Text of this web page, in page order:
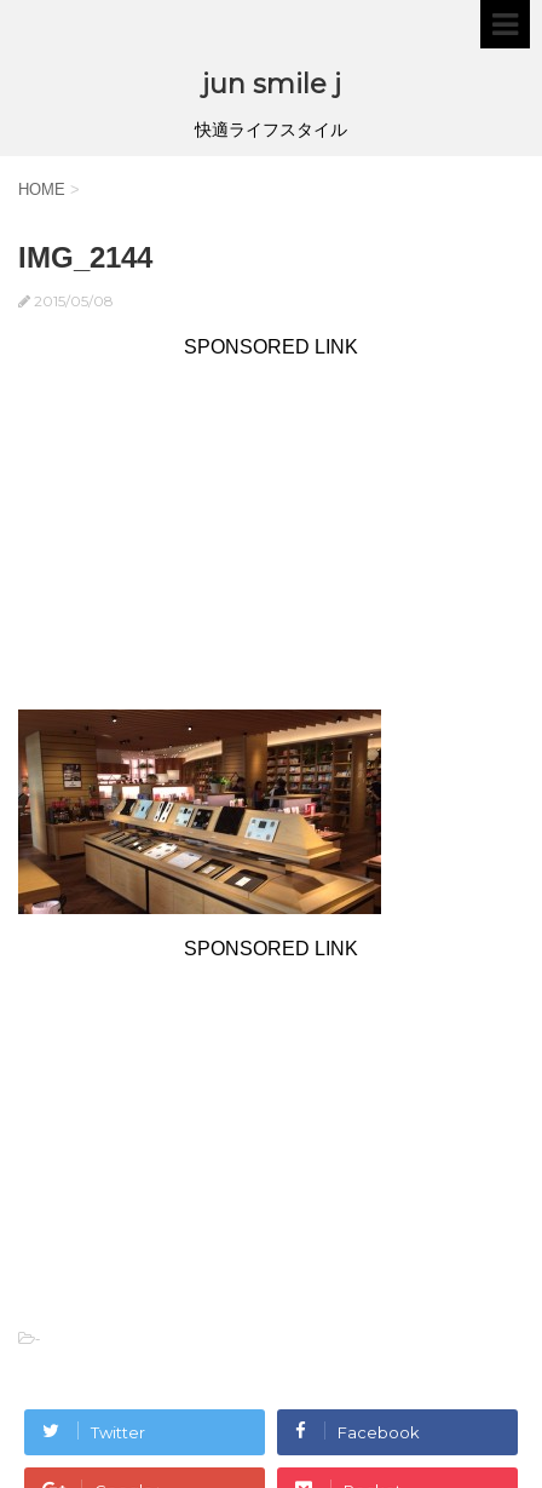
jun smile j
快適ライフスタイル
HOME >
IMG_2144
2015/05/08
SPONSORED LINK
SPONSORED LINK
-
Twitter Facebook